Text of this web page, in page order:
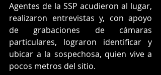
Agentes de la SSP acudieron al lugar,
realizaron entrevistas y, con apoyo
de grabaciones de cámaras
particulares, lograron identificar y
ubicar a la sospechosa, quien vive a
pocos metros del sitio.